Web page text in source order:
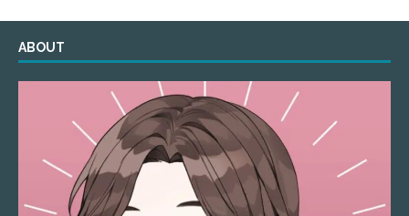
ABOUT